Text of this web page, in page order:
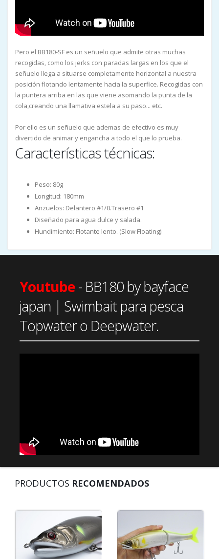
Pero el BB180-SF es un señuelo que admite otras muchas
recogidas, como los jerks con paradas largas en los que el
señuelo llega a situarse completamente horizontal a nuestra
posición flotando lentamente hacia la superfice. Recogidas con
la puntera arriba en las que viene asomando la punta de la
cola,creando una llamativa estela a su paso... etc.
Por ello es un señuelo que ademas de efectivo es muy
divertido de animar y engancha a todo el que lo prueba.
Características técnicas:
Peso: 80g
Longitud: 180mm
Anzuelos: Delantero #1/0.Trasero #1
Diseñado para agua dulce y salada.
Hundimiento: Flotante lento. (Slow Floating)
Youtube- BB180 by bayface
japan | Swimbait para pesca
Topwater o Deepwater.
PRODUCTOS RECOMENDADOS